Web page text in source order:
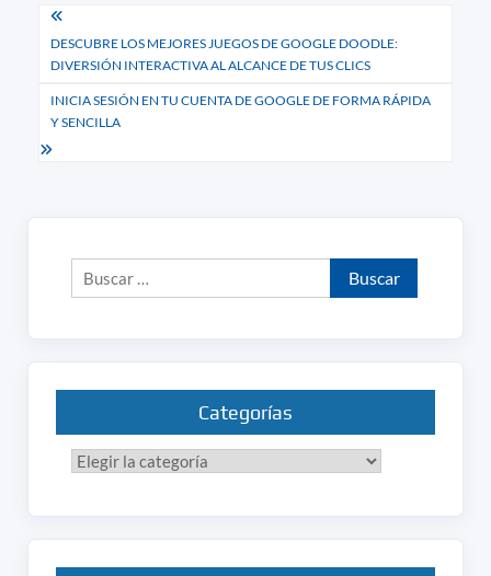
Navegación
de
entradas
DESCUBRE LOS MEJORES JUEGOS DE GOOGLE DOODLE:
DIVERSIÓN INTERACTIVA AL ALCANCE DE TUS CLICS
INICIA SESIÓN EN TU CUENTA DE GOOGLE DE FORMA RÁPIDA
Y SENCILLA
Buscar:
Categorías
Categorías